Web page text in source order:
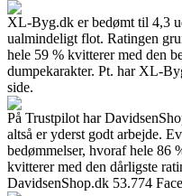
XL-Byg.dk er bedømt til 4,3
ualmindeligt flot. Ratingen
hele 59 % kvitterer med den
dumpekarakter. Pt. har XL-
side.
På Trustpilot har
altså er yderst godt arbejde.
bedømmelser, hvoraf hele 86
kvitterer med den dårligste
DavidsenShop.dk 53.774